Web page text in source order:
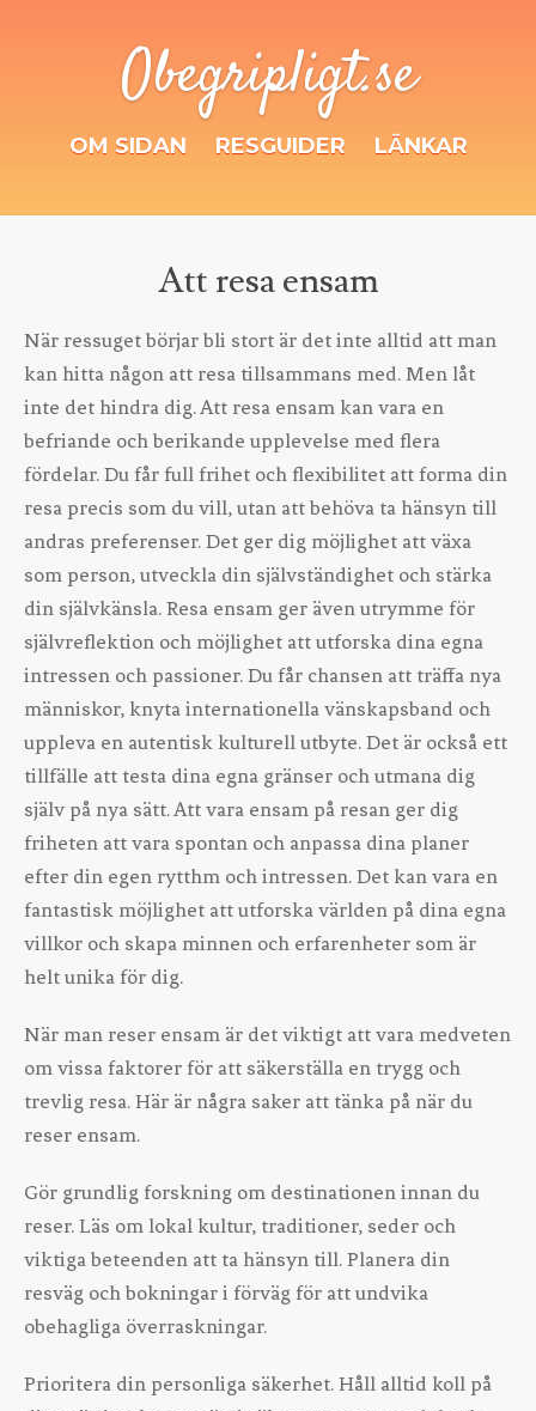
Obegripligt.se
OM SIDAN RESGUIDER LÄNKAR
Att resa ensam
När ressuget börjar bli stort är det inte alltid att man
kan hitta någon att resa tillsammans med. Men låt
inte det hindra dig. Att resa ensam kan vara en
befriande och berikande upplevelse med flera
fördelar. Du får full frihet och flexibilitet att forma din
resa precis som du vill, utan att behöva ta hänsyn till
andras preferenser. Det ger dig möjlighet att växa
som person, utveckla din självständighet och stärka
din självkänsla. Resa ensam ger även utrymme för
självreflektion och möjlighet att utforska dina egna
intressen och passioner. Du får chansen att träffa nya
människor, knyta internationella vänskapsband och
uppleva en autentisk kulturell utbyte. Det är också ett
tillfälle att testa dina egna gränser och utmana dig
själv på nya sätt. Att vara ensam på resan ger dig
friheten att vara spontan och anpassa dina planer
efter din egen rytthm och intressen. Det kan vara en
fantastisk möjlighet att utforska världen på dina egna
villkor och skapa minnen och erfarenheter som är
helt unika för dig.
När man reser ensam är det viktigt att vara medveten
om vissa faktorer för att säkerställa en trygg och
trevlig resa. Här är några saker att tänka på när du
reser ensam.
Gör grundlig forskning om destinationen innan du
reser. Läs om lokal kultur, traditioner, seder och
viktiga beteenden att ta hänsyn till. Planera din
resväg och bokningar i förväg för att undvika
obehagliga överraskningar.
Prioritera din personliga säkerhet. Håll alltid koll på